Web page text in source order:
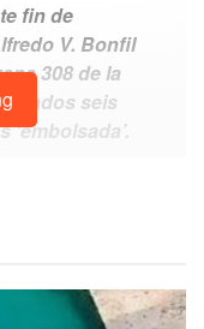
fin de
V. Bonfil
308 de la
seis